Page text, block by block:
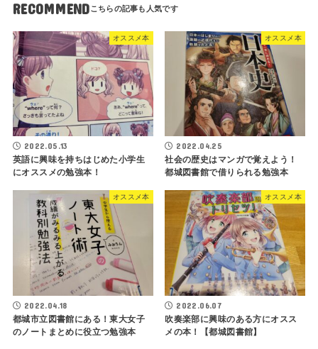
RECOMMEND
オススメ本
2022.05.13
英語に興味を持ちはじめた小学生
にオススメの勉強本！
オススメ本
2022.04.25
社会の歴史はマンガで覚えよう！
都城図書館で借りられる勉強本
オススメ本
2022.04.18
都城市立図書館にある！東大女子
のノートまとめに役立つ勉強本
オススメ本
2022.06.07
吹奏楽部に興味のある方にオスス
メの本！【都城図書館】